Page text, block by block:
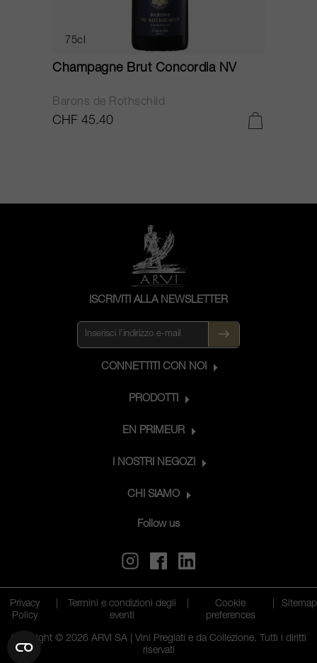
75cl
Champagne Brut Concordia NV
Barons de Rothschild
CHF 45.40
ISCRIVITI ALLA NEWSLETTER
CONNETTITI CON NOI
PRODOTTI
EN PRIMEUR
I NOSTRI NEGOZI
CHI SIAMO
Follow us
Privacy
Policy
Termini e condizioni degli
eventi
Cookie
preferences
Sitemap
Copyright © 2026 ARVI SA | Vini Pregiati e da Collezione. Tutti i diritti
riservati